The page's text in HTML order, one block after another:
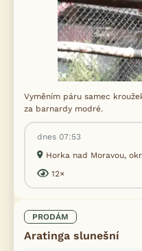
Vyměním páru samec
za barnardy modré.
dnes 07:53
Horka nad Moravou,
12×
PRODÁM
Aratinga slunešní